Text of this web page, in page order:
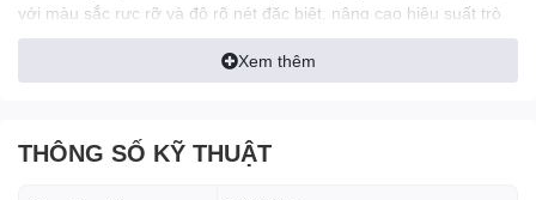
với màu sắc rực rỡ và độ rõ nét đặc biệt, nâng cao hiệu suất trò
chơi của bạn lên một tầm cao mới!
Xem thêm
THÔNG SỐ KỸ THUẬT